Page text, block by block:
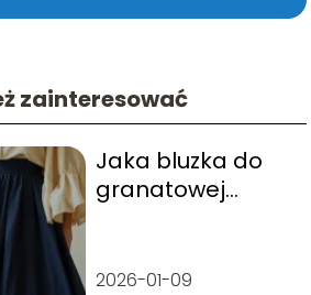
zainteresować
Jaka bluzka do
granatowej
stylizacjach
2026-01-09